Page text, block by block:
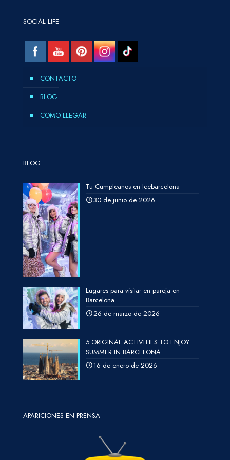
SOCIAL LIFE
CONTACTO
BLOG
COMO LLEGAR
BLOG
Tu Cumpleaños en Icebarcelona
30 de junio de 2026
Lugares para visitar en pareja en
Barcelona
26 de marzo de 2026
5 ORIGINAL ACTIVITIES TO ENJOY
SUMMER IN BARCELONA
16 de enero de 2026
APARICIONES EN PRENSA